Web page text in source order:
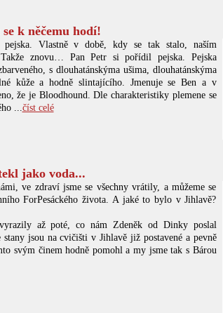
k něčemu hodí!
Vlastně v době, kdy se tak stalo, naším
Takže znovu… Pan Petr si pořídil pejska. Pejska
s dlouhatánskýma ušima, dlouhatánskýma
kůže a hodně slintajícího. Jmenuje se Ben a v
že je Bloodhound. Dle charakteristiky plemene se
... číst celé
jako voda...
ve zdraví jsme se všechny vrátily, a můžeme se
ForPesáckého života. A jaké to bylo v Jihlavě?
až poté, co nám Zdeněk od Dinky poslal
stany jsou na cvičišti v Jihlavě již postavené a pevně
svým činem hodně pomohl a my jsme tak s Bárou